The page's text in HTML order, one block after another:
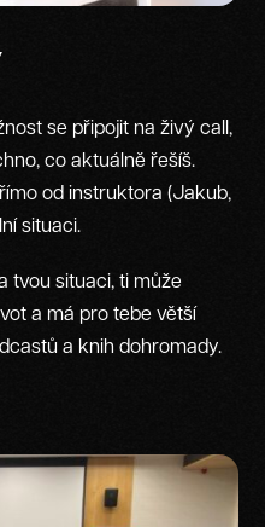
se připojit na živý call,
co aktuálně řešíš.
od instruktora (Jakub,
situaci.
tvou situaci, ti může
a má pro tebe větší
a knih dohromady.